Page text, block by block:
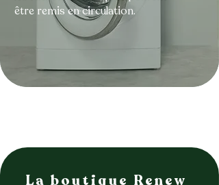
être remis en circulation.
tout savoir
La boutique Renew